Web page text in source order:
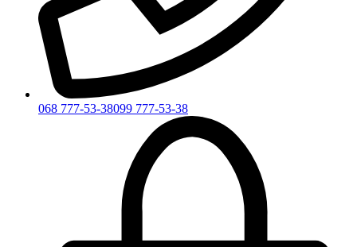
068 777-53-38099 777-53-38